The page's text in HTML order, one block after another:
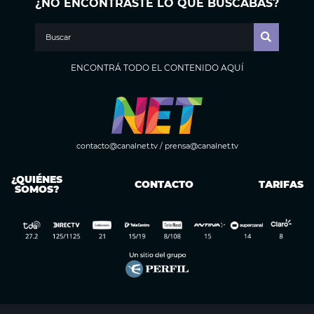
¿NO ENCONTRASTE LO QUE BUSCABAS?
ENCONTRÁ TODO EL CONTENIDO AQUÍ
contacto@canalnet.tv/ prensa@canalnet.tv
¿QUIÉNES
SOMOS? CONTACTO TARIFAS